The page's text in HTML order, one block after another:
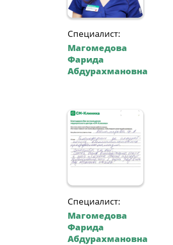
Специалист:
Магомедова
Фарида
Абдурахмановна
Специалист:
Магомедова
Фарида
Абдурахмановна